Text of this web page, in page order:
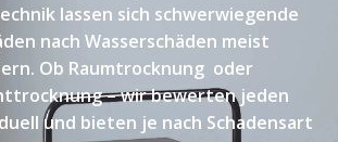
lassen sich schwerwiegende
nach Wasserschäden meist
Ob Raumtrocknung oder
– wir bewerten jeden
und bieten je nach Schadensart